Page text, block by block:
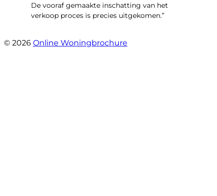
De vooraf gemaakte inschatting van het
verkoop proces is precies uitgekomen.”
© 2026 Online Woningbrochure